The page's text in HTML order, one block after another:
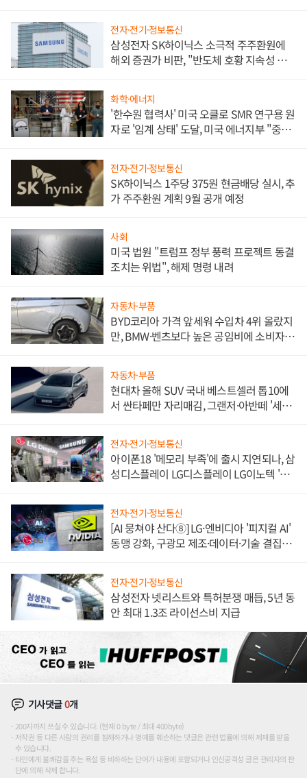
전자·전기·정보통신
삼성전자 SK하이닉스 소극적 주주환원에
해외 증권가 비판, "반도체 호황 지속성 의
화학·에너지
'한수원 협력사' 미국 오클로 SMR 연구용 원
자로 '임계 상태' 도달, 미국 에너지부 "중요
전자·전기·정보통신
SK하이닉스 1주당 375원 현금배당 실시, 추
가 주주환원 계획 9월 공개 예정
사회
미국 법원 "트럼프 정부 풍력 프로젝트 동결
조치는 위법", 해제 명령 내려
자동차·부품
BYD코리아 가격 앞세워 수입차 4위 올랐지
만, BMW·벤츠보다 높은 공임비에 소비자
자동차·부품
현대차 올해 SUV 국내 베스트셀러 톱10에
서 싼타페만 자리매김, 그랜저·아반떼 '세단
전자·전기·정보통신
아이폰18 '메모리 부족'에 출시 지연되나, 삼
성디스플레이 LG디스플레이 LG이노텍 '탈
전자·전기·정보통신
[AI 뭉쳐야 산다⑧] LG·엔비디아 '피지컬 AI'
동맹 강화, 구광모 제조·데이터·기술 결집
전자·전기·정보통신
삼성전자 넷리스트와 특허분쟁 매듭, 5년 동
안 최대 1.3조 라이선스비 지급
기사댓글0개
200자까지 쓰실 수 있습니다. (현재 0 byte / 최대 400byte)
저작권 등 다른 사람의 권리를 침해하거나 명예를 훼손하는 댓글은 관련 법률에 의해 제재를 받을
수 있습니다.
타인에게 불쾌감을 주는 욕설 등 비하하는 단어가 내용에 포함되거나 인신공격성 글은 관리자의 판
단에 의해 삭제 합니다.